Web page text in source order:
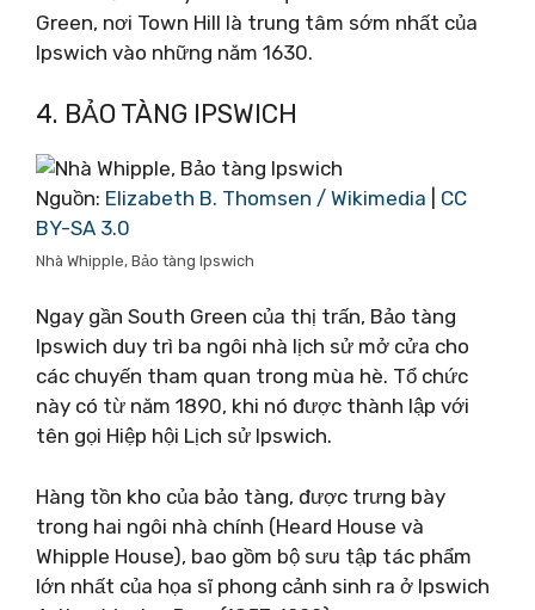
Green, nơi Town Hill là trung tâm sớm nhất của
Ipswich vào những năm 1630.
4. BẢO TÀNG IPSWICH
Nguồn: Elizabeth B. Thomsen / Wikimedia
CC
BY-SA 3.0
Nhà Whipple, Bảo tàng Ipswich
Ngay gần South Green của thị trấn, Bảo tàng
Ipswich duy trì ba ngôi nhà lịch sử mở cửa cho
các chuyến tham quan trong mùa hè. Tổ chức
này có từ năm 1890, khi nó được thành lập với
tên gọi Hiệp hội Lịch sử Ipswich.
Hàng tồn kho của bảo tàng, được trưng bày
trong hai ngôi nhà chính (Heard House và
Whipple House), bao gồm bộ sưu tập tác phẩm
lớn nhất của họa sĩ phong cảnh sinh ra ở Ipswich